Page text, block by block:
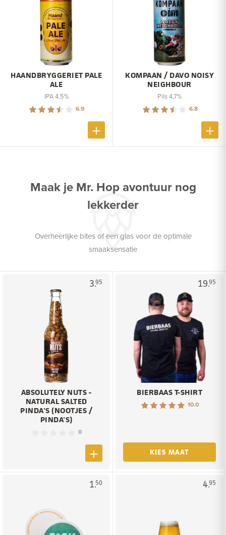
HAANDBRYGGERIET PALE
ALE
IPA 4,5%
6.9
KOMPAAN / DAVO NOISY
NEIGHBOUR
Pils 4,7%
6.8
Maak je Mr. Hop avontuur nog
lekkerder
Overheerlijke bites of een glas voor de optimale
smaaksensatie
3.95
ABSOLUTELY NUTS -
NATURAL SALTED
PINDA'S (NOOTJES /
PINDA'S)
0
19.95
BIERBAAS T-SHIRT
10.0
KIES MAAT
1.50 4.95